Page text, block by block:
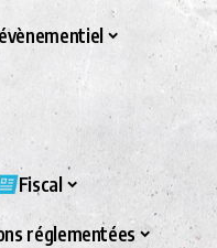
Fiscal
réglementées